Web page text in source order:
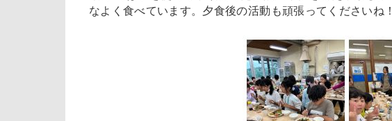
なよく食べています。夕食後の活動も頑張ってくださいね！